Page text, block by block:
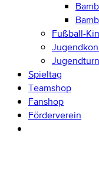
Fußball-
Spieltag
Teamshop
Fanshop
Förderverein